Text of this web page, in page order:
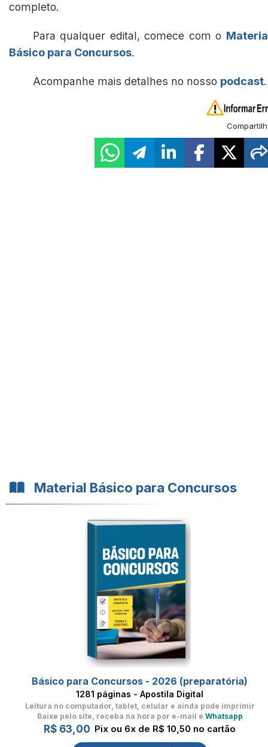
completo.
Para qualquer edital, comece com o
Básico para Concursos.
Acompanhe mais detalhes no nosso podcast.
Material Básico para Concursos
Básico para Concursos - 2026 (preparatória)
1281 páginas - Apostila Digital
Leitura no computador, tablet, celular e ainda pode imprimir
Baixe pelo site, receba na hora por e-mail e Whatsapp
R$ 63,00 Pix ou 6x de R$ 10,50 no cartão